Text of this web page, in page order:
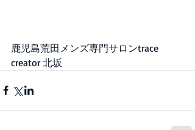
鹿児島荒田メンズ専門サロンtrace
creator 北坂